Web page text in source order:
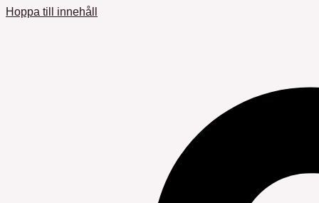
Hoppa till innehåll